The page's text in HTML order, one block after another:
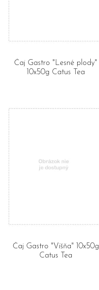
Čaj Gastro "Lesné plody"
10x50g Catus Tea
Čaj Gastro "Višňa" 10x50g
Catus Tea